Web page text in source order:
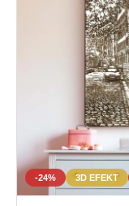
-24% 3D EFEKT